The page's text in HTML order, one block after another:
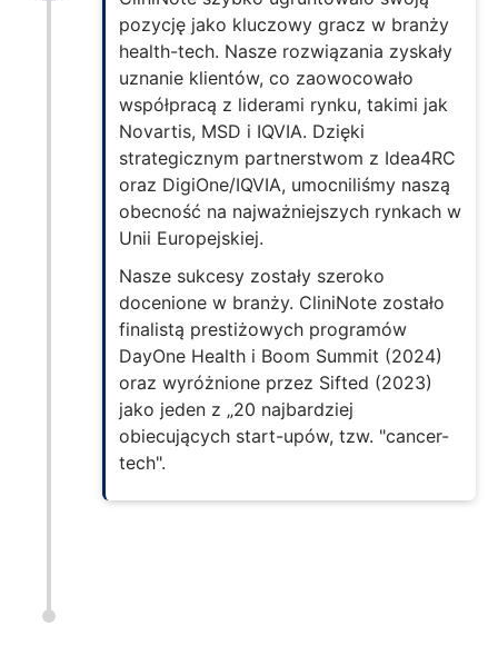
pozycję jako kluczowy gracz w branży
health-tech. Nasze rozwiązania zyskały
uznanie klientów, co zaowocowało
współpracą z liderami rynku, takimi jak
Novartis, MSD i IQVIA. Dzięki
strategicznym partnerstwom z Idea4RC
oraz DigiOne/IQVIA, umocniliśmy naszą
obecność na najważniejszych rynkach w
Unii Europejskiej.
Nasze sukcesy zostały szeroko
docenione w branży. CliniNote zostało
finalistą prestiżowych programów
DayOne Health i Boom Summit (2024)
oraz wyróżnione przez Sifted (2023)
jako jeden z „20 najbardziej
obiecujących start-upów, tzw. "cancer-
tech".